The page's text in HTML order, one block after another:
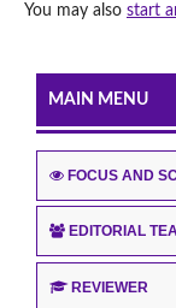
You may also start
MAIN MENU
FOCUS AND
EDITORIAL
REVIEWER